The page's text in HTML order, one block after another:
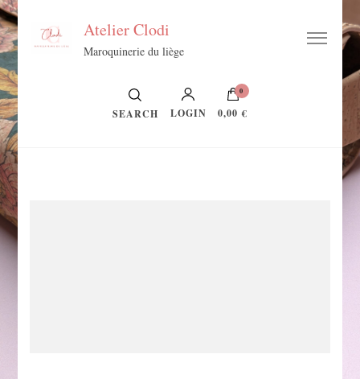
Atelier Clodi
Maroquinerie du liège
SEARCH LOGIN
0
0,00 €